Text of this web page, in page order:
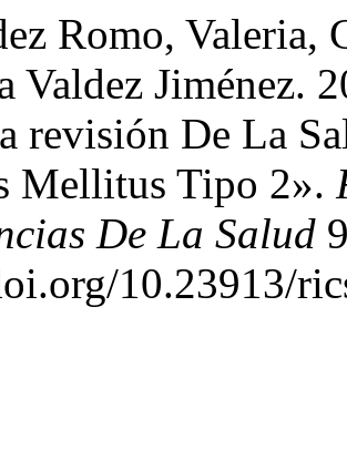
Romo, Valeria,
Valdez Jiménez.
revisión De La
Mellitus Tipo 2».
De La Salud
10.23913/